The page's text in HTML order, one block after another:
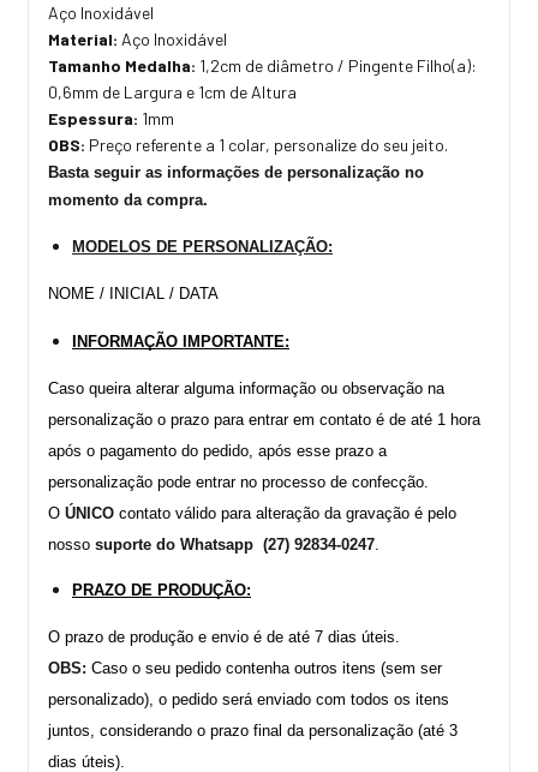
Aço Inoxidável
Material: Aço Inoxidável
Tamanho Medalha: 1,2cm de diâmetro / Pingente Filho(a):
0,6mm de Largura e 1cm de Altura
Espessura: 1mm
OBS: Preço referente a 1 colar, personalize do seu jeito.
Basta seguir as informações de personalização no
momento da compra.
MODELOS DE PERSONALIZAÇÃO:
NOME / INICIAL / DATA
INFORMAÇÃO IMPORTANTE:
Caso queira alterar alguma informação ou observação na
personalização o prazo para entrar em contato é de até 1 hora
após o pagamento do pedido, após esse prazo a
personalização pode entrar no processo de confecção.
O ÚNICO contato válido para alteração da gravação é pelo
nosso suporte do Whatsapp  (27) 92834-0247
PRAZO DE PRODUÇÃO:
O prazo de produção e envio é de até 7 dias úteis.
OBS: Caso o seu pedido contenha outros itens (sem ser
personalizado), o pedido será enviado com todos os itens
juntos, considerando o prazo final da personalização (até 3
dias úteis).